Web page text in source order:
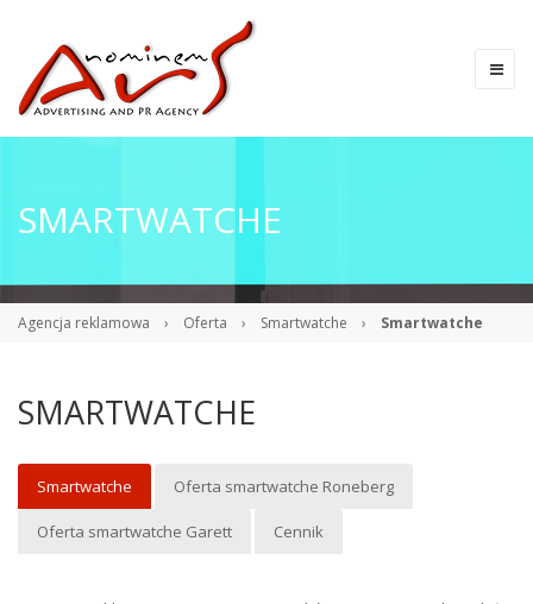
SMARTWATCHE
Agencja reklamowa › Oferta › Smartwatche › Smartwatche
SMARTWATCHE
Smartwatche Oferta smartwatche Roneberg
Oferta smartwatche Garett Cennik